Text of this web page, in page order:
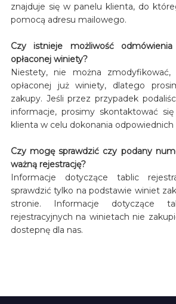
znajduje się w panelu klienta, do
pomocą adresu mailowego.
Czy istnieje możliwość
opłaconej winiety?
Niestety, nie można
opłaconej już winiety, dlatego
zakupy. Jeśli przez przypadek
informacje, prosimy skontaktować się
klienta w celu dokonania
Czy mogę sprawdzić czy podany
ważną rejestrację?
Informacje dotyczące tablic
sprawdzić tylko na podstawie winiet
stronie. Informacje dotyczące
rejestracyjnych na winietach nie
dostepnę dla nas.